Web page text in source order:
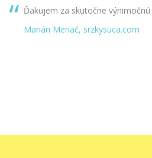
Ďakujem za skutočne
Marián Meriač, srzkysuca.com